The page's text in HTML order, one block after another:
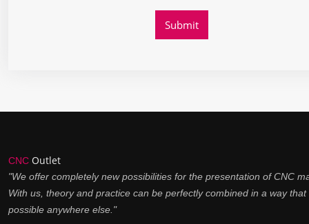
CNC Outlet
"We offer completely new possibilities for the presentation of CNC
With us, theory and practice can be perfectly combined in a way that
possible anywhere else."